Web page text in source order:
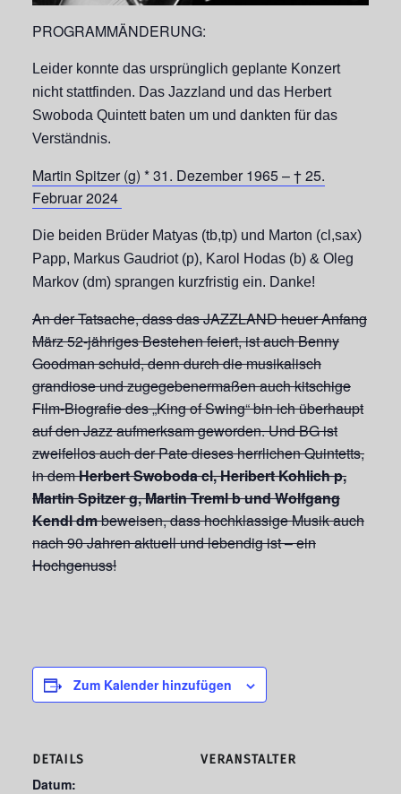
PROGRAMMÄNDERUNG:
Leider konnte das ursprünglich geplante Konzert
nicht stattfinden. Das Jazzland und das Herbert
Swoboda Quintett baten um und dankten für das
Verständnis.
Martin Spitzer (g) * 31. Dezember 1965 – † 25.
Februar 2024
Die beiden Brüder Matyas (tb,tp) und Marton (cl,sax)
Papp, Markus Gaudriot (p), Karol Hodas (b) & Oleg
Markov (dm) sprangen kurzfristig ein. Danke!
An der Tatsache, dass das JAZZLAND heuer Anfang
März 52-jähriges Bestehen feiert, ist auch Benny
Goodman schuld, denn durch die musikalisch
grandiose und zugegebenermaßen auch kitschige
Film-Biografie des „King of Swing“ bin ich überhaupt
auf den Jazz aufmerksam geworden. Und BG ist
zweifellos auch der Pate dieses herrlichen Quintetts,
in demHerbert Swoboda cl, Heribert Kohlich p,
Martin Spitzer g, Martin Treml b und Wolfgang
Kendl dmbeweisen, dass hochklassige Musik auch
nach 90 Jahren aktuell und lebendig ist – ein
Hochgenuss!
Zum Kalender hinzufügen
DETAILS
Datum:
VERANSTALTER